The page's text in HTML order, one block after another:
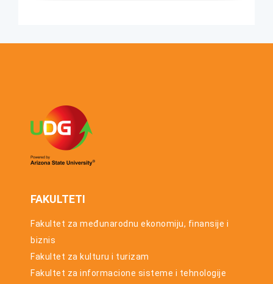
2025/26.
Konkurs za
studija za
studijsku
2026/27.
godinu
FAKULTETI
Fakultet za međunarodnu ekonomiju, finansije i
biznis
Fakultet za kulturu i turizam
Fakultet za informacione sisteme i tehnologije